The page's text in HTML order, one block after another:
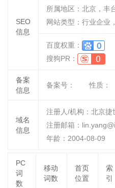
SEO
信息
所属地区：北京，丰
网站类型：行业企业
百度权重：
搜狗PR：
备案
信息
备案号： 性质：
域名
信息
注册人/机构：北京捷
注册邮箱：
年龄：2004-08-09
PC
词
数
移动
词数
首页
位置
索
引